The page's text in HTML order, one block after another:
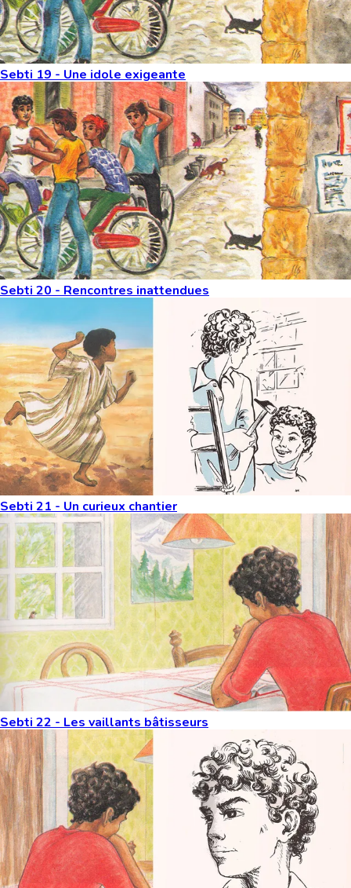
Sebti 19 - Une idole exigeante
Sebti 20 - Rencontres inattendues
Sebti 21 - Un curieux chantier
Sebti 22 - Les vaillants bâtisseurs